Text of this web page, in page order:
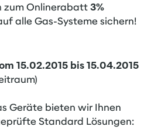
zum Onlinerabatt3%
alle Gas-Systeme sichern!
15.02.2015 bis 15.04.2015
Geräte bieten wir Ihnen
Standard Lösungen: